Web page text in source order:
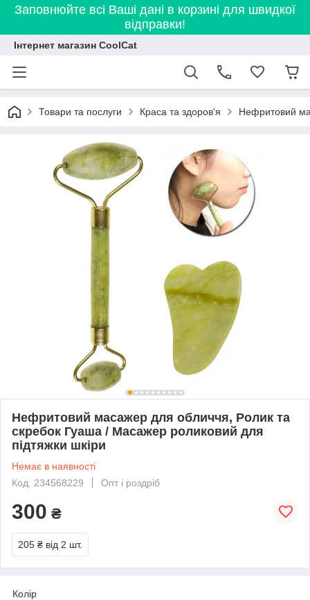
Заповнюйте всі Ваші дані в корзині для швидкої
відправки!
Інтернет магазин CoolCat
Товари та послуги Краса та здоров'я Нефритовий
Нефритовий масажер для обличчя, Ролик та
скребок Гуаша / Масажер роликовий для
підтяжки шкіри
Немає в наявності
Код: 234568229
Опт і роздріб
300 ₴
205 ₴ від 2 шт.
Колір